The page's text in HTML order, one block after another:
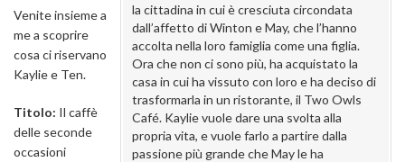
la cittadina in cui è cresciuta circondata
dall’affetto di Winton e May, che l’hanno
accolta nella loro famiglia come una figlia.
Ora che non ci sono più, ha acquistato la
casa in cui ha vissuto con loro e ha deciso di
trasformarla in un ristorante, il Two Owls
Café. Kaylie vuole dare una svolta alla
propria vita, e vuole farlo a partire dalla
passione più grande che May le ha
Venite insieme a
me a scoprire
cosa ci riservano
Kaylie e Ten.
Titolo: Il caffè
delle seconde
occasioni